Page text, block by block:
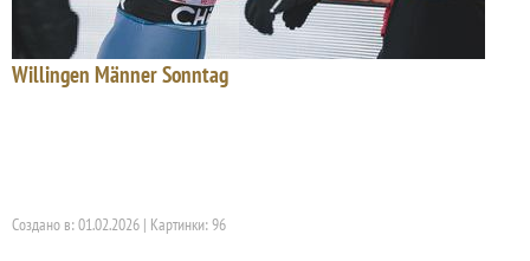
Willingen Männer Sonntag
Создано в: 01.02.2026 | Картинки: 96